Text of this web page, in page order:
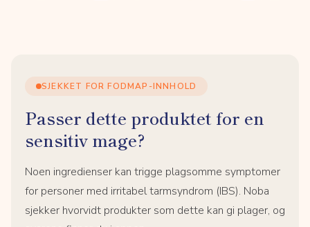
SJEKKET FOR FODMAP-INNHOLD
Passer dette produktet for en
sensitiv mage?
Noen ingredienser kan trigge plagsomme symptomer
for personer med irritabel tarmsyndrom (IBS). Noba
sjekker hvorvidt produkter som dette kan gi plager, og